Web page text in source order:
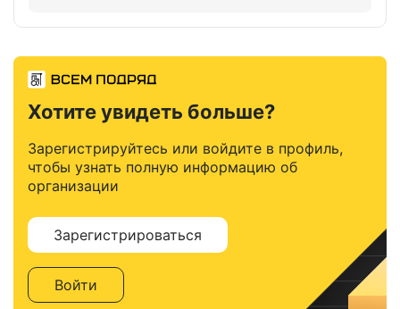
Хотите увидеть больше?
Зарегистрируйтесь или войдите в профиль,
чтобы узнать полную информацию об
организации
Зарегистрироваться
Войти